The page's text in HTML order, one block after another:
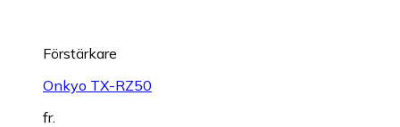
Förstärkare
Onkyo TX-RZ50
fr.